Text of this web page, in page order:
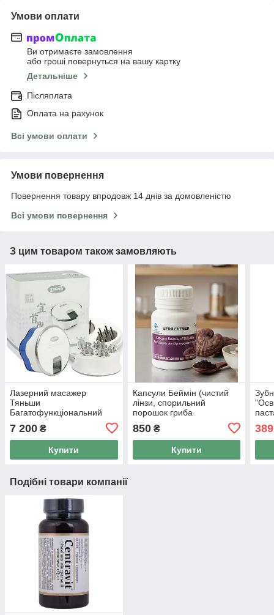
Умови оплати
Ви отримаєте замовлення
або гроші повернуться на вашу картку
Детальніше
Післяплата
Оплата на рахунок
Всі умови оплати
Умови повернення
Повернення товару впродовж 14 днів за домовленістю
Всі умови повернення
З цим товаром також замовляють
Лазерний масажер
Тяньши
Багатофункціональний
масажер TQ-Z06 Ішоукан
7 200 ₴
Купити
Капсули Беймін (чистий
лінзи, спорильний
порошок гриба
капс по 0,5
850₴
Купити
Подібні товари компанії